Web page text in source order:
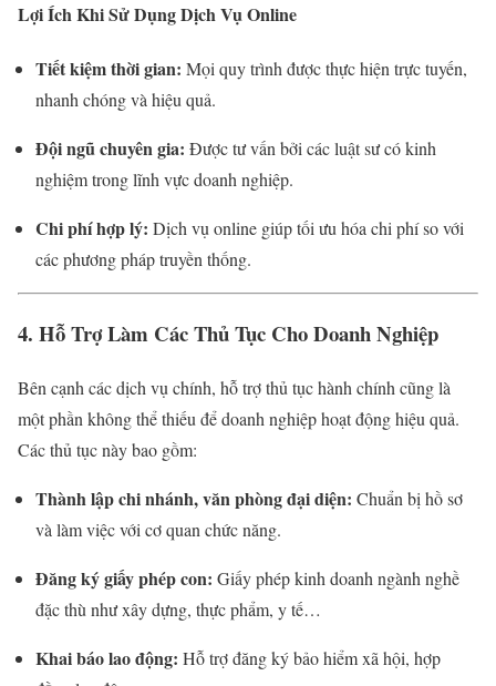
Lợi Ích Khi Sử Dụng Dịch Vụ Online
Tiết kiệm thời gian: Mọi quy trình được thực hiện trực tuyến,
nhanh chóng và hiệu quả.
Đội ngũ chuyên gia: Được tư vấn bởi các luật sư có kinh
nghiệm trong lĩnh vực doanh nghiệp.
Chi phí hợp lý: Dịch vụ online giúp tối ưu hóa chi phí so với
các phương pháp truyền thống.
4. Hỗ Trợ Làm Các Thủ Tục Cho Doanh Nghiệp
Bên cạnh các dịch vụ chính, hỗ trợ thủ tục hành chính cũng là
một phần không thể thiếu để doanh nghiệp hoạt động hiệu quả.
Các thủ tục này bao gồm:
Thành lập chi nhánh, văn phòng đại diện: Chuẩn bị hồ sơ
và làm việc với cơ quan chức năng.
Đăng ký giấy phép con: Giấy phép kinh doanh ngành nghề
đặc thù như xây dựng, thực phẩm, y tế…
Khai báo lao động: Hỗ trợ đăng ký bảo hiểm xã hội, hợp